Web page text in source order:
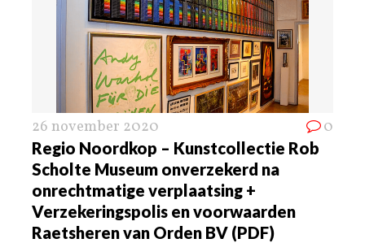
26 november 2020 0
Regio Noordkop – Kunstcollectie Rob
Scholte Museum onverzekerd na
onrechtmatige verplaatsing +
Verzekeringspolis en voorwaarden
Raetsheren van Orden BV (PDF)